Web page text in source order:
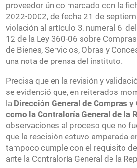
proveedor único marcado con la
2022-0002, de fecha 21 de
violación al artículo 3, numeral 6,
12 de la Ley 360-06 sobre
de Bienes, Servicios, Obras y
una nota de prensa del instituto.
Precisa que en la revisión y
se evidenció que, en reiterados
la Dirección General de Compras
como la Contraloría General de la
observaciones al proceso que no
que la rescisión estuvo amparada
tampoco cumple con el requisito
ante la Contraloría General de la